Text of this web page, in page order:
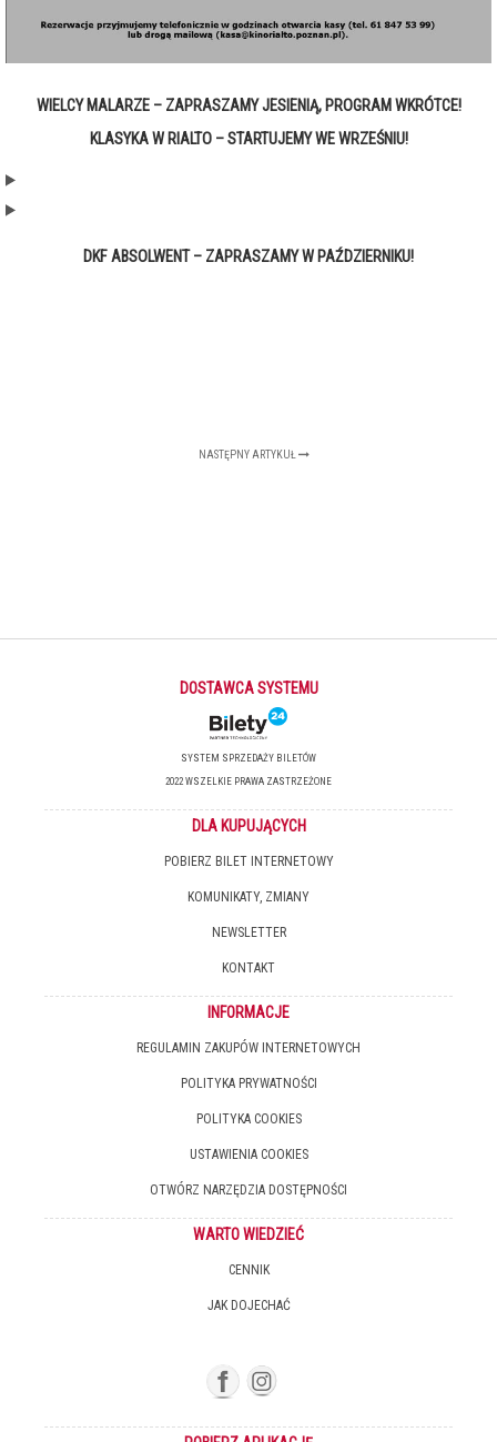
WIELCY MALARZE – ZAPRASZAMY JESIENIĄ, PROGRAM WKRÓTCE!
KLASYKA W RIALTO – STARTUJEMY WE WRZEŚNIU!
DKF ABSOLWENT – ZAPRASZAMY W PAŹDZIERNIKU!
NASTĘPNY ARTYKUŁ
DOSTAWCA SYSTEMU
SYSTEM SPRZEDAŻY BILETÓW
2022 WSZELKIE PRAWA ZASTRZEŻONE
DLA KUPUJĄCYCH
POBIERZ BILET INTERNETOWY
KOMUNIKATY, ZMIANY
NEWSLETTER
KONTAKT
INFORMACJE
REGULAMIN ZAKUPÓW INTERNETOWYCH
POLITYKA PRYWATNOŚCI
POLITYKA COOKIES
USTAWIENIA COOKIES
OTWÓRZ NARZĘDZIA DOSTĘPNOŚCI
WARTO WIEDZIEĆ
CENNIK
JAK DOJECHAĆ